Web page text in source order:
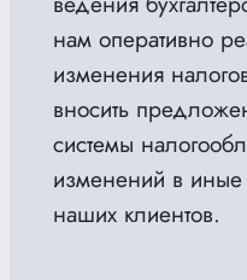
нам оперативно
изменения
вносить
системы
изменений в иные
наших клиентов.